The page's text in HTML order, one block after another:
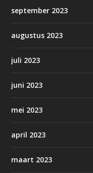
september 2023
augustus 2023
juli 2023
juni 2023
mei 2023
april 2023
maart 2023